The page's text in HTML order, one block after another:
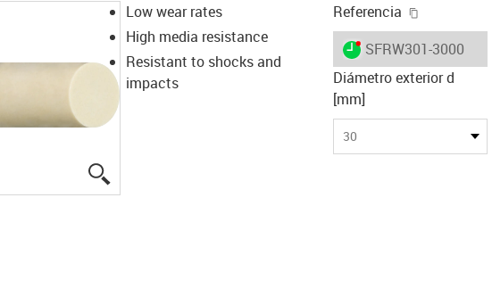
Low wear rates
High media resistance
Resistant to shocks and
impacts
Referencia
igus-icon-lieferzeit-dot
SFRW301-3000
Diámetro exterior d
[mm]
30